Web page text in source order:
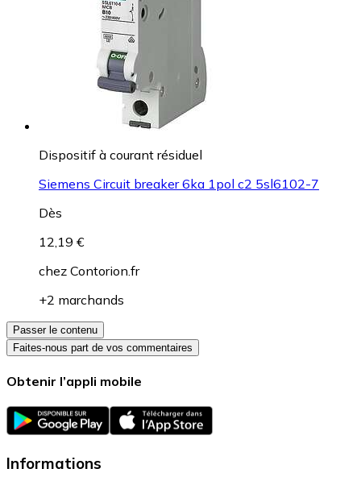
Dispositif à courant résiduel
Siemens Circuit breaker 6ka 1pol c2 5sl6102-7
Dès
12,19 €
chez Contorion.fr
+2 marchands
Passer le contenu
Faites-nous part de vos commentaires
Obtenir l’appli mobile
Informations